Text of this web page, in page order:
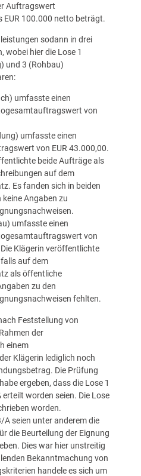
Auftragswert
EUR 100.000 netto beträgt.
sodann in drei
wobei hier die Lose 1
und 3 (Rohbau)
umfasste einen
von
umfasste einen
von EUR 43.000,00.
beide Aufträge als
auf dem
Es fanden sich in beiden
Angaben zu
umfasste einen
von
Klägerin veröffentlichte
auf dem
als öffentliche
zu den
fehlten.
Feststellung von
der
einem
Klägerin lediglich noch
Die Prüfung
ergeben, dass die Lose 1
worden seien. Die Lose
worden.
A seien unter anderem die
die Beurteilung der Eignung
Dies war hier unstreitig
Bekanntmachung von
handele es sich um